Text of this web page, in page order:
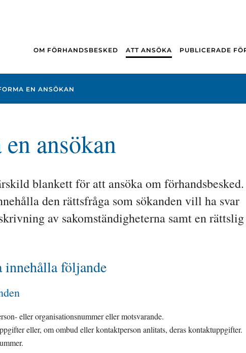
OM FÖRHANDSBESKED ATT ANSÖKA PUBLICERADE
EN ANSÖKAN
ansökan
blankett för att ansöka om förhandsbesked.
den rättsfråga som sökanden vill ha svar
av sakomständigheterna samt en rättslig
innehålla följande
eller organisationsnummer eller motsvarande.
eller, om ombud eller kontaktperson anlitats, deras kontaktuppgifter.